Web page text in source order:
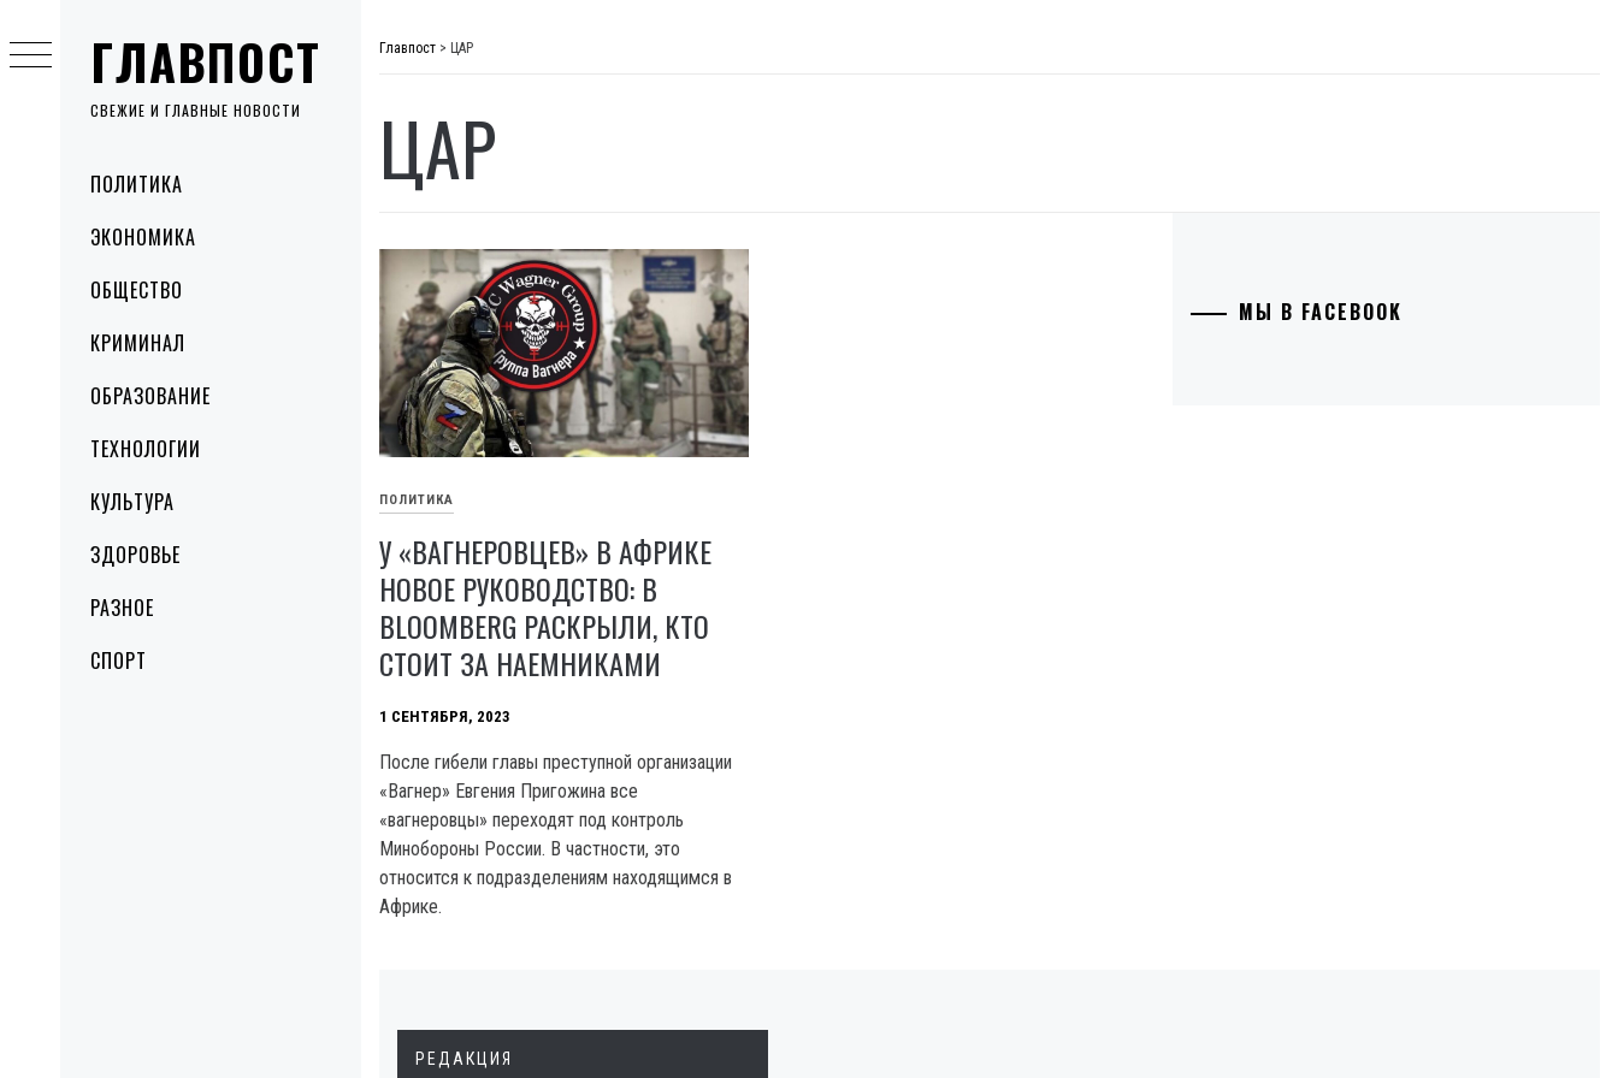
ГЛАВПОСТ
СВЕЖИЕ И ГЛАВНЫЕ НОВОСТИ
MenuПОЛИТИКА
ЭКОНОМИКА
ОБЩЕСТВО
КРИМИНАЛ
ОБРАЗОВАНИЕ
ТЕХНОЛОГИИ
КУЛЬТУРА
ЗДОРОВЬЕ
РАЗНОЕ
СПОРТ
to
content
Главпост > ЦАР
ЦАР
ПОЛИТИКА
У «ВАГНЕРОВЦЕВ» В АФРИКЕ
НОВОЕ РУКОВОДСТВО: В
BLOOMBERG РАСКРЫЛИ, КТО
СТОИТ ЗА НАЕМНИКАМИ
1 СЕНТЯБРЯ, 2023
После гибели главы преступной организации
«Вагнер» Евгения Пригожина все
«вагнеровцы» переходят под контроль
Минобороны России. В частности, это
относится к подразделениям находящимся в
Африке.
МЫ В FACEBOOK
РЕДАКЦИЯ